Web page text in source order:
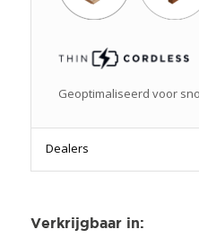
Geoptimaliseerd voor
Dealers
Verkrijgbaar in: